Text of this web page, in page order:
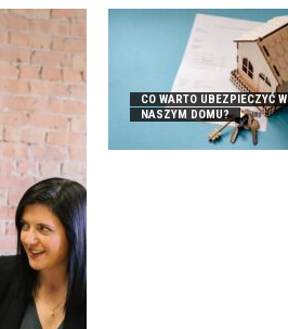
CO WARTO UBEZPIECZYĆ W
NASZYM DOMU?